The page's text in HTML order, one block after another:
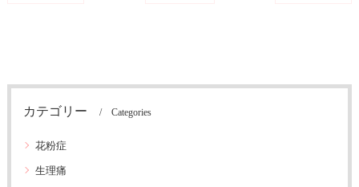
カテゴリー Categories
花粉症
生理痛